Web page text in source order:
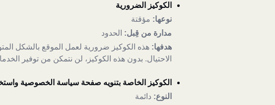
الكوكيز الضرورية
نوعها: مؤقتة
مدارة من قِبل: الحدود
هدفها: هذه الكوكيز ضرورية لعمل الموقع بالشكل
الاحتيال. بدون هذه الكوكيز، لن نتمكن من توفير
الكوكيز الخاصة بتنويه صفحة سياسة الخصوصية
النوع: دائمة